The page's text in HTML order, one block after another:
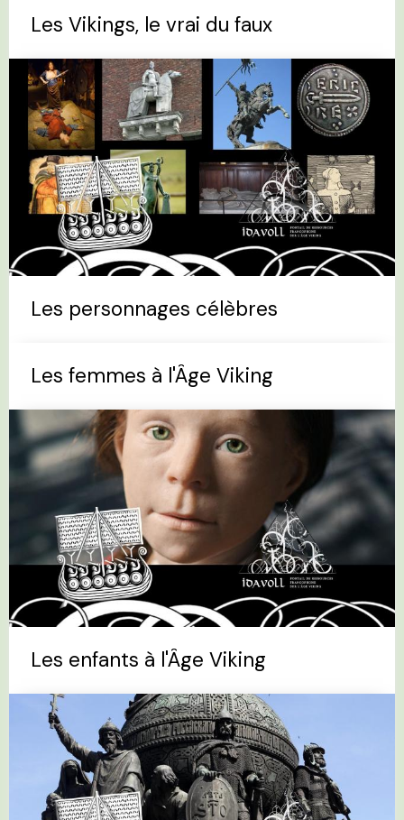
Les Vikings, le vrai du faux
Les personnages célèbres
Les femmes à l'Âge Viking
Les enfants à l'Âge Viking